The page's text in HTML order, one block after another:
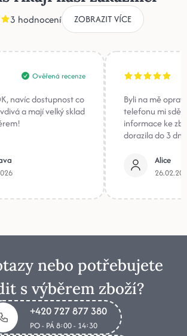
3 hodnocení ZOBRAZIT VÍCE
Ověřená recenze
navíc dostupnost co
a mají velký sklad
Byli na mě
telefonu mi
informace ke
dorazila do 3
Alice
nebo potřebujete
s výběrem zboží?
+420 727 877 380
PO - PÁ 8:00 - 14:30